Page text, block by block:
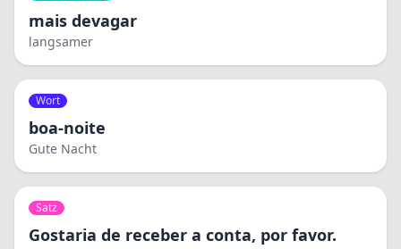
mais devagar
langsamer
Wort
boa-noite
Gute Nacht
Satz
Gostaria de receber a conta, por favor.